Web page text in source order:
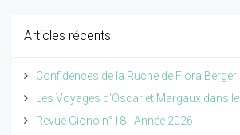
Articles récents
Confidences de la Ruche de Flora Berger
Les Voyages d'Oscar et Margaux dans
Revue Giono n°18 - Année 2026